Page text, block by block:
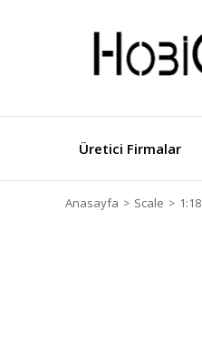
Üretici Firmalar
Anasayfa Scale 1:18